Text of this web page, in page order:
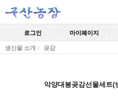
로그인 마이페이지
생산물 소개 곶감
악양대봉곶감선물세트